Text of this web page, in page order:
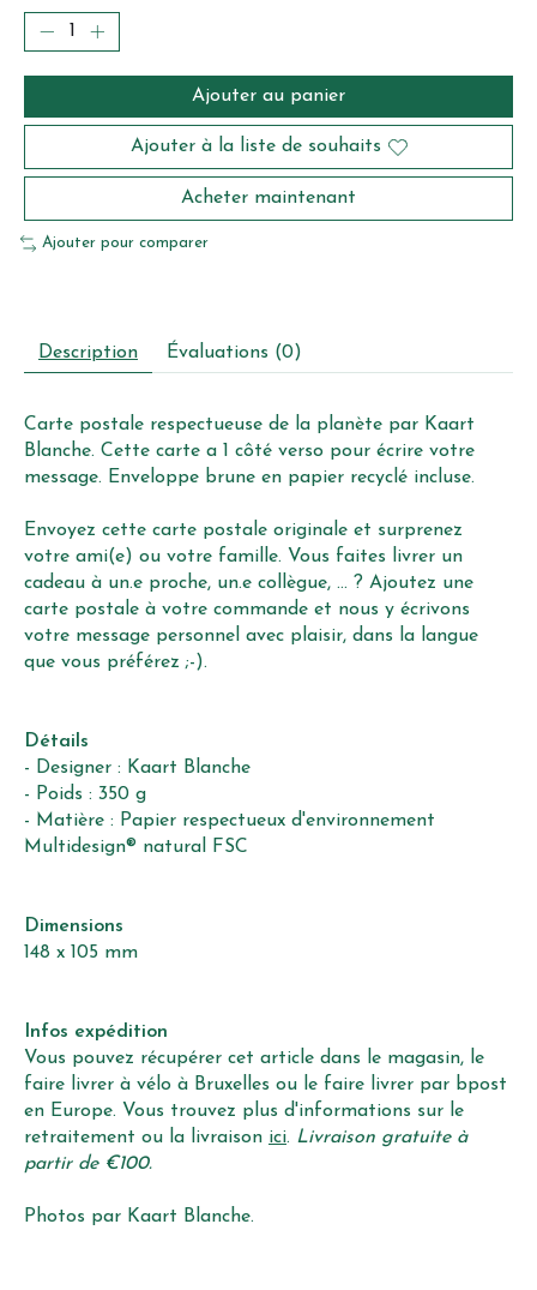
Ajouter au panier
Ajouter à la liste de souhaits
Acheter maintenant
Ajouter pour comparer
Description Évaluations (0)
Carte postale respectueuse de la planète par Kaart
Blanche. Cette carte a 1 côté verso pour écrire votre
message. Enveloppe brune en papier recyclé incluse.
Envoyez cette carte postale originale et surprenez
votre ami(e) ou votre famille. Vous faites livrer un
cadeau à un.e proche, un.e collègue, ... ? Ajoutez une
carte postale à votre commande et nous y écrivons
votre message personnel avec plaisir, dans la langue
que vous préférez ;-).
Détails
- Designer : Kaart Blanche
- Poids : 350 g
- Matière : Papier respectueux d'environnement
Multidesign® natural FSC
Dimensions
148 x 105 mm
Infos expédition
Vous pouvez récupérer cet article dans le magasin, le
faire livrer à vélo à Bruxelles ou le faire livrer par bpost
en Europe. Vous trouvez plus d'informations sur le
retraitement ou la livraison ici. Livraison gratuite à
partir de €100.
Photos par Kaart Blanche.